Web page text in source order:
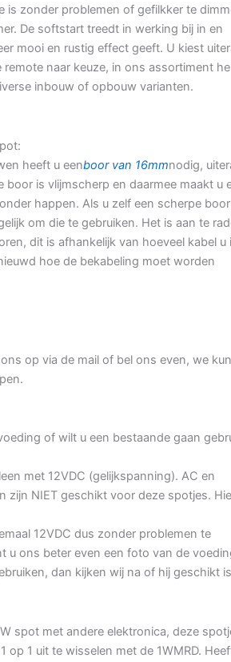
is zonder problemen of gefilkker te
De softstart treedt in werking bij in en
mooi en rustig effect geeft. U kiest
naar keuze, in ons assortiment
inbouw of opbouw varianten.
heeft u eenboor van 16mmnodig,
boor is vlijmscherp en daarmee maakt u
happen. Als u zelf een scherpe
om die te gebruiken. Het is aan te
dit is afhankelijk van hoeveel kabel u
hoe de bekabeling moet worden
op via de mail of bel ons even, we
of wilt u een bestaande gaan
met 12VDC (gelijkspanning). AC en
zijn NIET geschikt voor deze spotjes.
12VDC dus zonder problemen te
u ons beter even een foto van de
dan kijken wij na of hij geschikt
spot met andere elektronica, deze
1 op 1 uit te wisselen met de 1WMRD.